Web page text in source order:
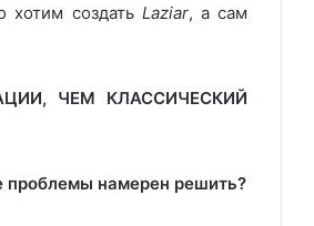
хотим создать Laziar, а сам
ЧЕМ КЛАССИЧЕСКИЙ
проблемы намерен решить?